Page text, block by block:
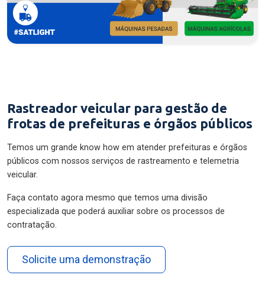
Rastreador veicular para gestão de
frotas de prefeituras e órgãos públicos
Temos um grande know how em atender prefeituras e órgãos
públicos com nossos serviços de rastreamento e telemetria
veicular.
Faça contato agora mesmo que temos uma divisão
especializada que poderá auxiliar sobre os processos de
contratação.
Solicite uma demonstração